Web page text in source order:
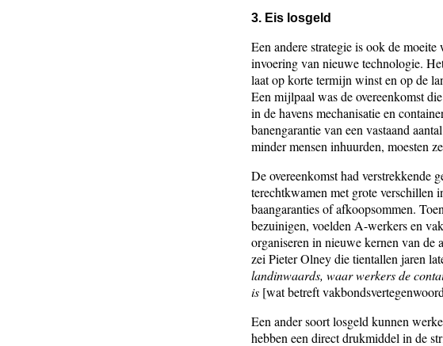
3. Eis losgeld
Een andere strategie is ook de
invoering van nieuwe technologie.
laat op korte termijn winst en op de
Een mijlpaal was de overeenkomst
in de havens mechanisatie en
banengarantie van een vastaand
minder mensen inhuurden, moesten
De overeenkomst had verstrekkende
terechtkwamen met grote verschillen
baangaranties of afkoopsommen.
bezuinigen, voelden A-werkers en
organiseren in nieuwe kernen van de
zei Pieter Olney die tientallen jaren
landinwaards, waar werkers de
is [wat betreft
Een ander soort losgeld kunnen
hebben een direct drukmiddel in de